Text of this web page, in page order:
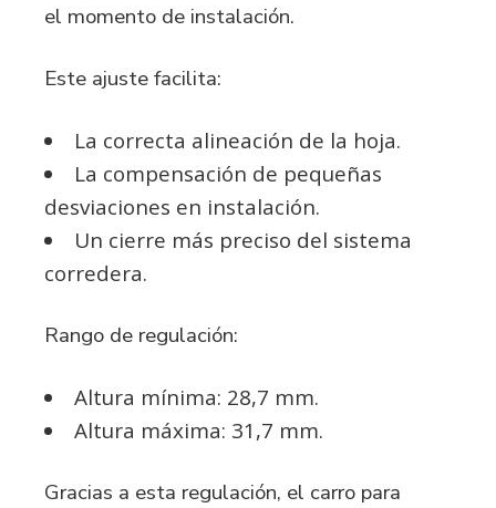
el momento de instalación.
Este ajuste facilita:
La correcta alineación de la hoja.
La compensación de pequeñas
desviaciones en instalación.
Un cierre más preciso del sistema
corredera.
Rango de regulación:
Altura mínima: 28,7 mm.
Altura máxima: 31,7 mm.
Gracias a esta regulación, el carro para